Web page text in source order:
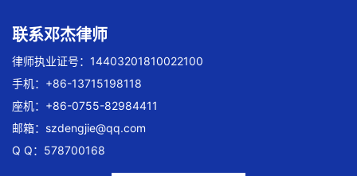
联系邓杰律师
律师执业证号：14403201810022100
手机：+86-13715198118
座机：+86-0755-82984411
邮箱： szdengjie@qq.com
Q Q：578700168